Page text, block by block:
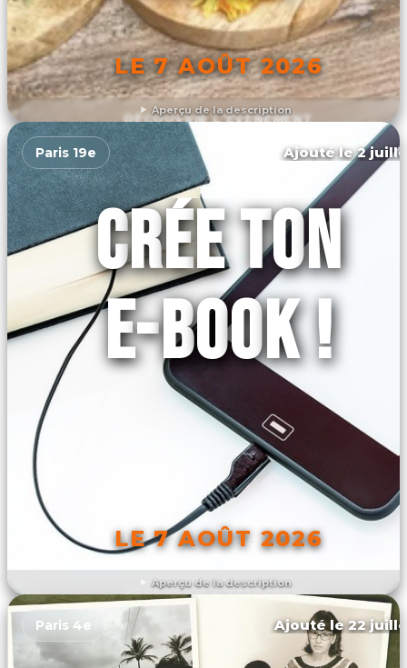
Aperçu de la description
LE 7 AOÛT 2026
DÉCOUVRIR L'ÉVÉNEMENT
Aperçu de la description
Paris 19e Ajouté le 2
CRÉE TON
E-BOOK !
LE 7 AOÛT 2026
DÉCOUVRIR L'ÉVÉNEMENT
Paris 4e Ajouté le 22